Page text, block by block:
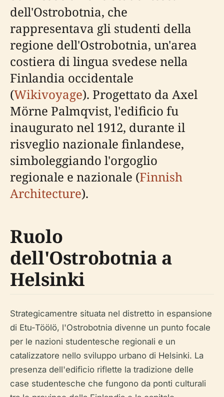
dell'Ostrobotnia, che
rappresentava gli studenti della
regione dell'Ostrobotnia, un'area
costiera di lingua svedese nella
Finlandia occidentale
(Wikivoyage). Progettato da Axel
Mörne Palmqvist, l'edificio fu
inaugurato nel 1912, durante il
risveglio nazionale finlandese,
simboleggiando l'orgoglio
regionale e nazionale (Finnish
Architecture).
Ruolo
dell'Ostrobotnia a
Helsinki
Strategicamentre situata nel distretto in espansione
di Etu-Töölö, l'Ostrobotnia divenne un punto focale
per le nazioni studentesche regionali e un
catalizzatore nello sviluppo urbano di Helsinki. La
presenza dell'edificio riflette la tradizione delle
case studentesche che fungono da ponti culturali